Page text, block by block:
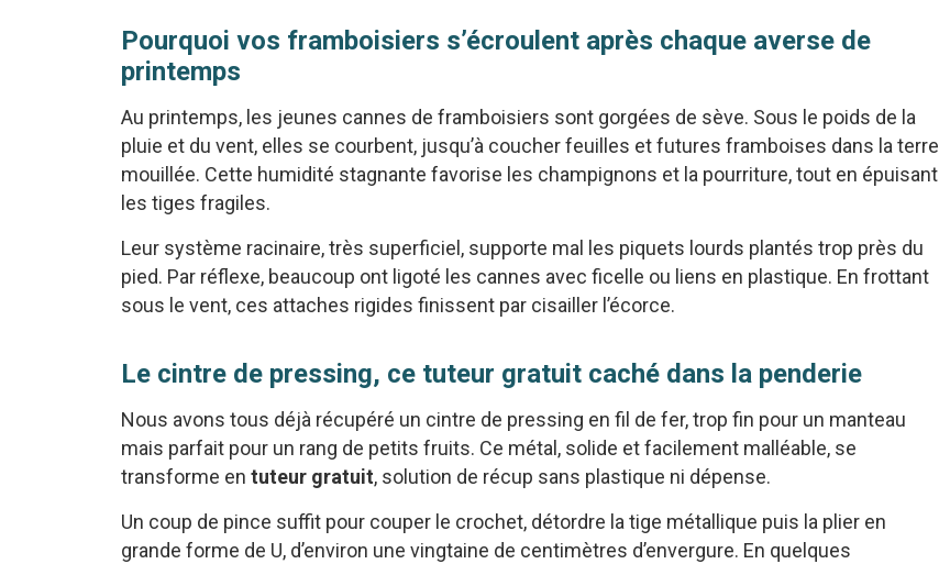
Pourquoi vos framboisiers s’écroulent après chaque averse de
printemps
Au printemps, les jeunes cannes de framboisiers sont gorgées de sève. Sous le poids de la
pluie et du vent, elles se courbent, jusqu’à coucher feuilles et futures framboises dans la terre
mouillée. Cette humidité stagnante favorise les champignons et la pourriture, tout en épuisant
les tiges fragiles.
Leur système racinaire, très superficiel, supporte mal les piquets lourds plantés trop près du
pied. Par réflexe, beaucoup ont ligoté les cannes avec ficelle ou liens en plastique. En frottant
sous le vent, ces attaches rigides finissent par cisailler l’écorce.
Le cintre de pressing, ce tuteur gratuit caché dans la penderie
Nous avons tous déjà récupéré un cintre de pressing en fil de fer, trop fin pour un manteau
mais parfait pour un rang de petits fruits. Ce métal, solide et facilement malléable, se
transforme en tuteur gratuit, solution de récup sans plastique ni dépense.
Un coup de pince suffit pour couper le crochet, détordre la tige métallique puis la plier en
grande forme de U, d’environ une vingtaine de centimètres d’envergure. En quelques